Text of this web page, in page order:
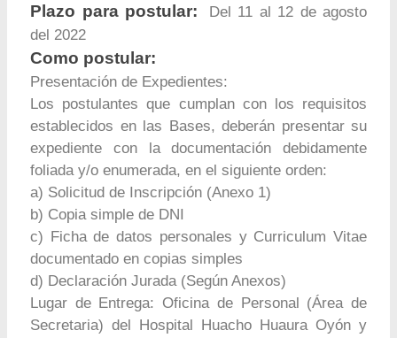
Plazo para postular:
Del 11 al 12 de agosto
del 2022
Como postular:
Presentación de Expedientes:
Los postulantes que cumplan con los requisitos
establecidos en las Bases, deberán presentar su
expediente con la documentación debidamente
foliada y/o enumerada, en el siguiente orden:
a) Solicitud de Inscripción (Anexo 1)
b) Copia simple de DNI
c) Ficha de datos personales y Curriculum Vitae
documentado en copias simples
d) Declaración Jurada (Según Anexos)
Lugar de Entrega: Oficina de Personal (Área de
Secretaria) del Hospital Huacho Huaura Oyón y